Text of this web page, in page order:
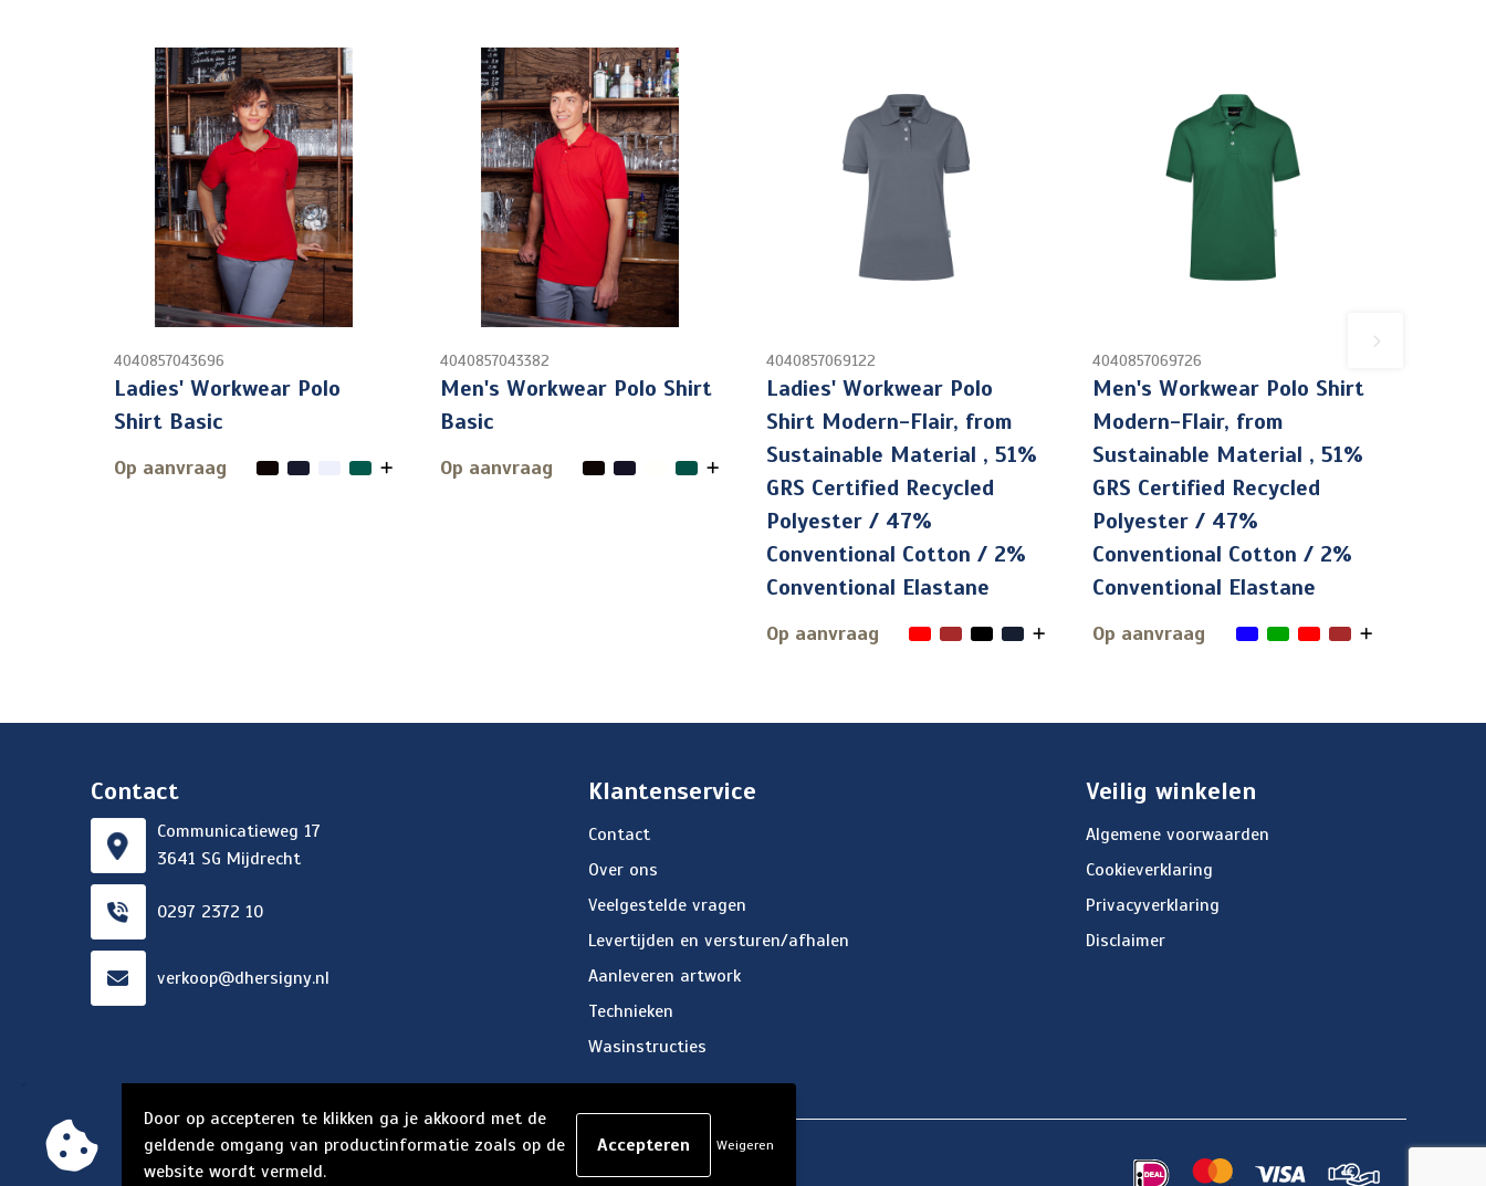
4040857043696
Ladies' Workwear Polo
Shirt Basic
Op aanvraag
4040857043382
Men's Workwear Polo Shirt
Basic
Op aanvraag
4040857069122
Ladies' Workwear Polo
Shirt Modern-Flair, from
Sustainable Material , 51%
GRS Certified Recycled
Polyester / 47%
Conventional Cotton / 2%
Conventional Elastane
Op aanvraag
4040857069726
Men's Workwear Polo Shirt
Modern-Flair, from
Sustainable Material , 51%
GRS Certified Recycled
Polyester / 47%
Conventional Cotton / 2%
Conventional Elastane
Op aanvraag
Contact
Communicatieweg 17
3641 SG Mijdrecht
0297 2372 10
verkoop@dhersigny.nl
Klantenservice
Contact
Over ons
Veelgestelde vragen
Levertijden en versturen/afhalen
Aanleveren artwork
Technieken
Wasinstructies
Veilig winkelen
Algemene voorwaarden
Cookieverklaring
Privacyverklaring
Disclaimer
© Copyright d'Hersigny 2024
Door op accepteren te klikken ga je akkoord met de
geldende omgang van productinformatie zoals op de
website wordt vermeld.
Weigeren